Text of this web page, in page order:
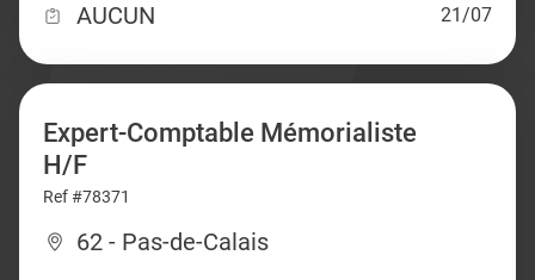
AUCUN
21/07
Expert-Comptable Mémorialiste
H/F
Ref #78371
62 - Pas-de-Calais